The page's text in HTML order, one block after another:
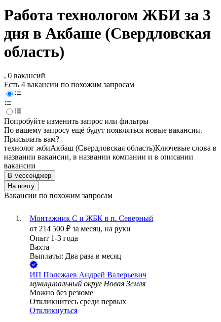
Работа технологом ЖБИ за 3
дня в Акбаше (Свердловская
область)
, 0 вакансий
Есть 4 вакансии по похожим запросам
Попробуйте изменить запрос или фильтры
По вашему запросу ещё будут появляться новые вакансии.
Присылать вам?
технолог жбиАкбаш (Свердловская область)Ключевые слова в
названии вакансии, в названии компании и в описании
вакансии
В мессенджер
На почту
Вакансии по похожим запросам
Монтажник С и ЖБК в п. Северный
от 214 500 ₽ за месяц, на руки
Опыт 1-3 года
Вахта
Выплаты: Два раза в месяц
ИП Полежаев Андрей Валерьевич
муниципальный округ Новая Земля
Можно без резюме
Откликнитесь среди первых
Откликнуться